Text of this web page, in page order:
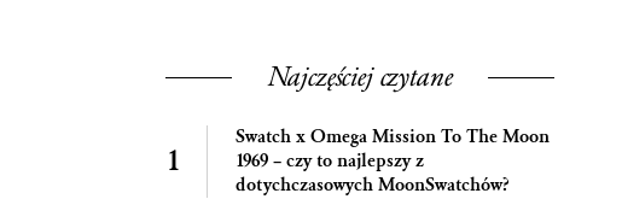
Najczęściej czytane
Swatch x Omega Mission To The Moon
1969 – czy to najlepszy z
dotychczasowych MoonSwatchów?